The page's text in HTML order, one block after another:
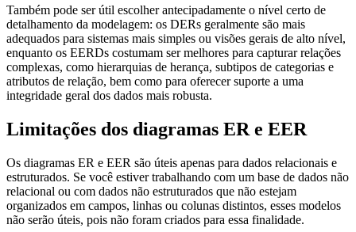
Também pode ser útil escolher antecipadamente o nível certo de
detalhamento da modelagem: os DERs geralmente são mais
adequados para sistemas mais simples ou visões gerais de alto nível,
enquanto os EERDs costumam ser melhores para capturar relações
complexas, como hierarquias de herança, subtipos de categorias e
atributos de relação, bem como para oferecer suporte a uma
integridade geral dos dados mais robusta.
Limitações dos diagramas ER e EER
Os diagramas ER e EER são úteis apenas para dados relacionais e
estruturados. Se você estiver trabalhando com um base de dados não
relacional ou com dados não estruturados que não estejam
organizados em campos, linhas ou colunas distintos, esses modelos
não serão úteis, pois não foram criados para essa finalidade.